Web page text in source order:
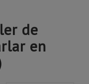
de
en